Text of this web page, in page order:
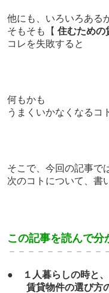
他にも、いろいろある
そもそも【 住むための
コレを失敗すると
何もかも
うまくいかなくなるコ
そこで、今回の記事で
次のコトについて、書
この記事を読んで分
－－－－－－－－－－
●
１人暮らしの時と
賃貸物件の選び方